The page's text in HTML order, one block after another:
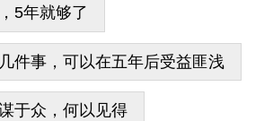
5年就够了
件事，可以在五年后受益匪浅
于众，何以见得